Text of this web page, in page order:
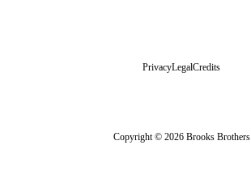
PrivacyLegalCredits
Copyright © 2026 Brooks Brothers